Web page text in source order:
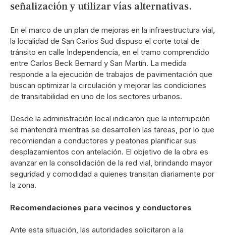
señalización y utilizar vías alternativas.
En el marco de un plan de mejoras en la infraestructura vial,
la localidad de San Carlos Sud dispuso el corte total de
tránsito en calle Independencia, en el tramo comprendido
entre Carlos Beck Bernard y San Martín. La medida
responde a la ejecución de trabajos de pavimentación que
buscan optimizar la circulación y mejorar las condiciones
de transitabilidad en uno de los sectores urbanos.
Desde la administración local indicaron que la interrupción
se mantendrá mientras se desarrollen las tareas, por lo que
recomiendan a conductores y peatones planificar sus
desplazamientos con antelación. El objetivo de la obra es
avanzar en la consolidación de la red vial, brindando mayor
seguridad y comodidad a quienes transitan diariamente por
la zona.
Recomendaciones para vecinos y conductores
Ante esta situación, las autoridades solicitaron a la